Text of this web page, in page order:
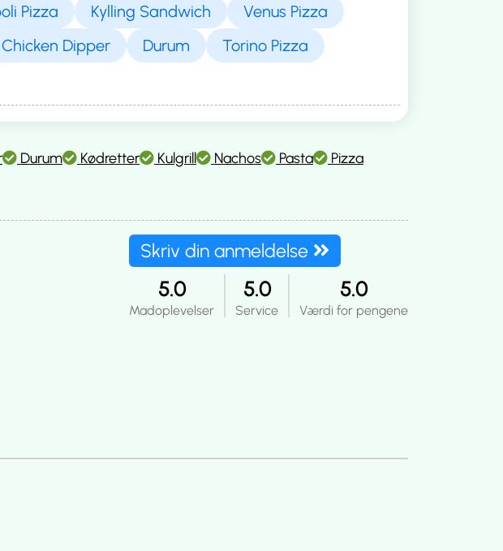
Pizza Kylling Sandwich
Venus Pizza
Chicken Dipper Durum
Torino Pizza
Durum Kødretter Kulgrill Nachos Pasta
Pizza
Skriv din anmeldelse
5.0
Madoplevelser
5.0
Service
5.0
Værdi for pengene